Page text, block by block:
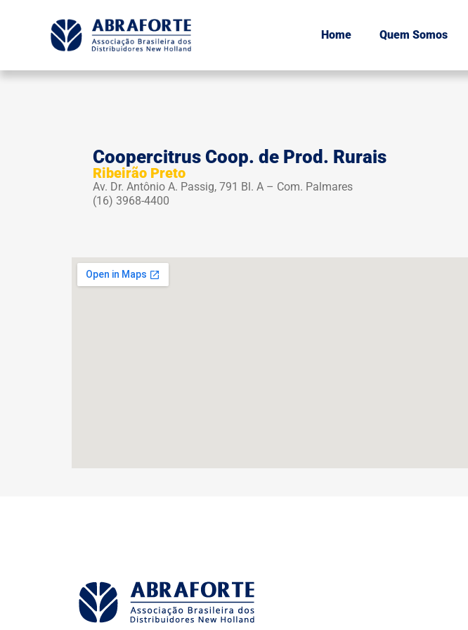
Home Quem Somos
Coopercitrus Coop. de Prod. Rurais
Ribeirão Preto
Av. Dr. Antônio A. Passig, 791 Bl. A – Com. Palmares
(16) 3968-4400